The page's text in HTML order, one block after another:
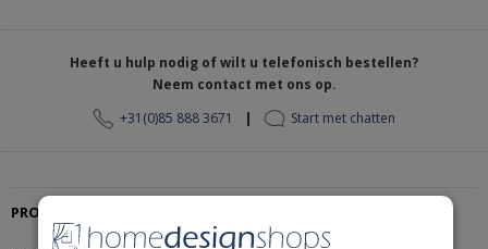
Heeft u hulp nodig of wilt u telefonisch bestellen?
Neem contact met ons op.
+31(0)85 888 3671
| Start met chatten
PRODUCTBESCHRIJVING